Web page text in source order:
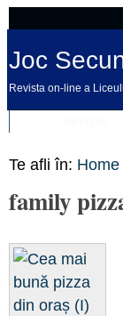
Joc
Revista on-line a
Te afli în: Home
family